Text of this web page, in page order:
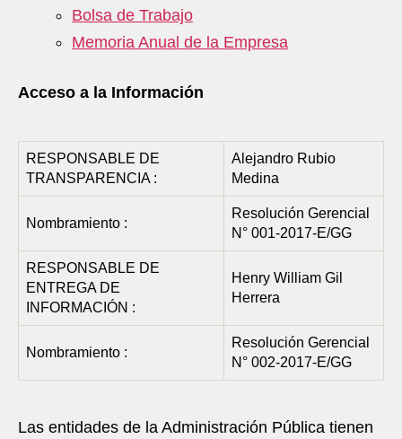
Bolsa de Trabajo
Memoria Anual de la Empresa
Acceso a la Información
RESPONSABLE DE
TRANSPARENCIA :
Alejandro Rubio
Medina
Nombramiento :
Resolución Gerencial
N° 001-2017-E/GG
RESPONSABLE DE
ENTREGA DE
INFORMACIÓN :
Henry William Gil
Herrera
Nombramiento :
Resolución Gerencial
N° 002-2017-E/GG
Las entidades de la Administración Pública tienen